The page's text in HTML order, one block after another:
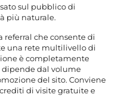
sul pubblico di
più naturale.
referral che consente di
una rete multilivello di
è completamente
dipende dal volume
del sito. Conviene
di visite gratuite e